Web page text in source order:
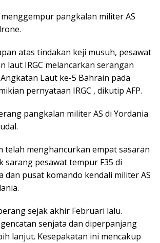
pangkalan militer AS
atas tindakan keji musuh, pesawat
laut IRGC melancarkan serangan
Laut ke-5 Bahrain pada
pernyataan IRGC , dikutip AFP.
pangkalan militer AS di Yordania
telah menghancurkan empat sasaran
sarang pesawat tempur F35 di
dan pusat komando kendali militer AS
sejak akhir Februari lalu.
senjata dan diperpanjang
lanjut. Kesepakatan ini mencakup